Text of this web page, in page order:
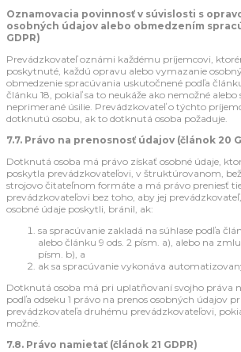
Oznamovacia povinnosť v súvislosti s
osobných údajov alebo obmedzením
GDPR)
Prevádzkovateľ oznámi každému príjemcovi,
poskytnuté, každú opravu alebo vymazanie
obmedzenie spracúvania uskutočnené podľa článku
článku 18, pokiaľ sa to neukáže ako nemožné alebo
neprimerané úsilie. Prevádzkovateľ o týchto
dotknutú osobu, ak to dotknutá osoba požaduje.
7.7. Právo na prenosnosť údajov (článok 20
Dotknutá osoba má právo získať osobné údaje,
poskytla prevádzkovateľovi, v štruktúrovanom,
strojovo čitateľnom formáte a má právo preniesť
prevádzkovateľovi bez toho, aby jej
osobné údaje poskytli, bránil, ak:
sa spracúvanie zakladá na súhlase podľa
alebo článku 9 ods. 2 písm. a), alebo na
písm. b), a
ak sa spracúvanie vykonáva
Dotknutá osoba má pri uplatňovaní svojho práva
podľa odseku 1 právo na prenos osobných údajov
prevádzkovateľa druhému prevádzkovateľovi,
možné.
7.8. Právo namietať (článok 21 GDPR)